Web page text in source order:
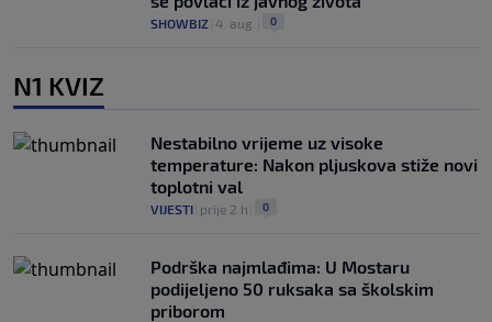
SHOWBIZ 4. aug. 0
N1 KVIZ
Nestabilno vrijeme uz visoke
temperature: Nakon pljuskova stiže novi
toplotni val
VIJESTI prije 2 h 0
Podrška najmlađima: U Mostaru
podijeljeno 50 ruksaka sa školskim
priborom